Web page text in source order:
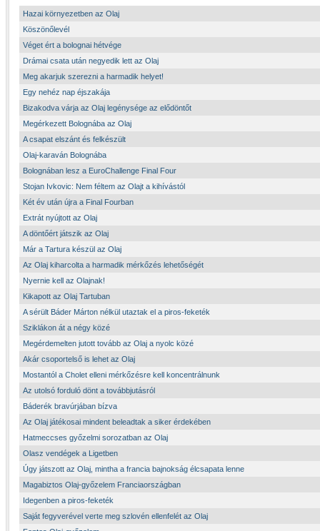
Hazai környezetben az Olaj
Köszönőlevél
Véget ért a bolognai hétvége
Drámai csata után negyedik lett az Olaj
Meg akarjuk szerezni a harmadik helyet!
Egy nehéz nap éjszakája
Bizakodva várja az Olaj legénysége az elődöntőt
Megérkezett Bolognába az Olaj
A csapat elszánt és felkészült
Olaj-karaván Bolognába
Bolognában lesz a EuroChallenge Final Four
Stojan Ivkovic: Nem féltem az Olajt a kihívástól
Két év után újra a Final Fourban
Extrát nyújtott az Olaj
A döntőért játszik az Olaj
Már a Tartura készül az Olaj
Az Olaj kiharcolta a harmadik mérkőzés lehetőségét
Nyernie kell az Olajnak!
Kikapott az Olaj Tartuban
A sérült Báder Márton nélkül utaztak el a piros-feketék
Sziklákon át a négy közé
Megérdemelten jutott tovább az Olaj a nyolc közé
Akár csoportelső is lehet az Olaj
Mostantól a Cholet elleni mérkőzésre kell koncentrálnunk
Az utolsó forduló dönt a továbbjutásról
Báderék bravúrjában bízva
Az Olaj játékosai mindent beleadtak a siker érdekében
Hatmeccses győzelmi sorozatban az Olaj
Olasz vendégek a Ligetben
Úgy játszott az Olaj, mintha a francia bajnokság élcsapata lenne
Magabiztos Olaj-győzelem Franciaországban
Idegenben a piros-feketék
Saját fegyverével verte meg szlovén ellenfelét az Olaj